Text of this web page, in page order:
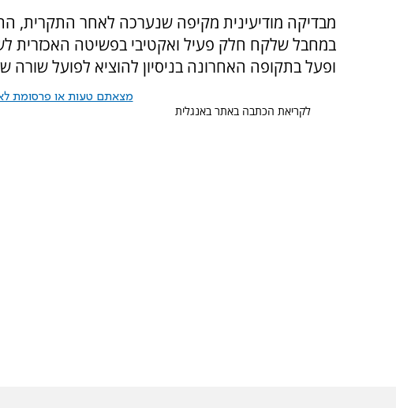
מבדיקה מודיעינית מקיפה שנערכה לאחר התקרית,
ופעל בתקופה האחרונה בניסיון להוציא לפועל
מצאתם טעות או פרסומת לא
לקריאת הכתבה באתר באנגלית